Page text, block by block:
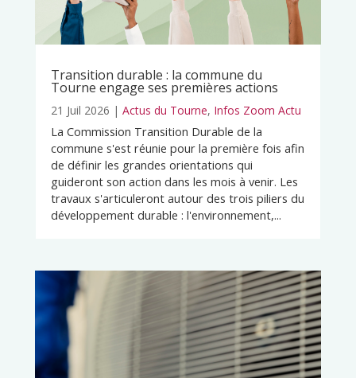
Transition durable : la commune du
Tourne engage ses premières actions
21 Juil 2026 | Actus du Tourne, Infos Zoom Actu
La Commission Transition Durable de la
commune s'est réunie pour la première fois afin
de définir les grandes orientations qui
guideront son action dans les mois à venir. Les
travaux s'articuleront autour des trois piliers du
développement durable : l'environnement,...